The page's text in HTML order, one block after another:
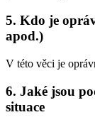
5. Kdo je
apod.)
V této věci je
6. Jaké jsou
situace